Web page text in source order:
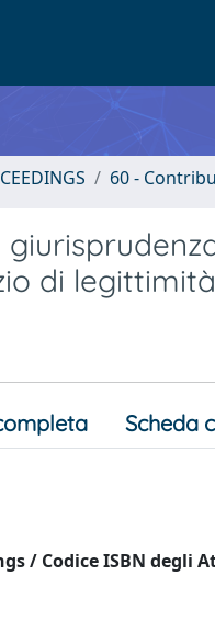
60 -
di
Scheda
/ Codice ISBN degli